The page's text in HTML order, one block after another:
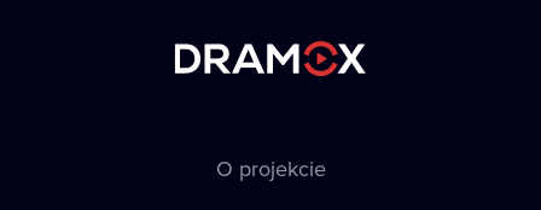
O projekcie